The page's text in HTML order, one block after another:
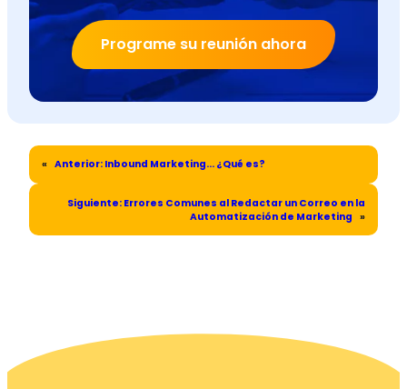
Programe su reunión ahora
« Anterior: Inbound Marketing… ¿Qué es?
Siguiente: Errores Comunes al Redactar un Correo en la
Automatización de Marketing
»